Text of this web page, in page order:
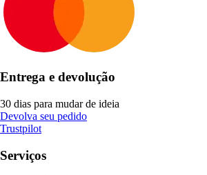
Entrega e devolução
30 dias para mudar de ideia
Devolva seu pedido
Trustpilot
Serviços